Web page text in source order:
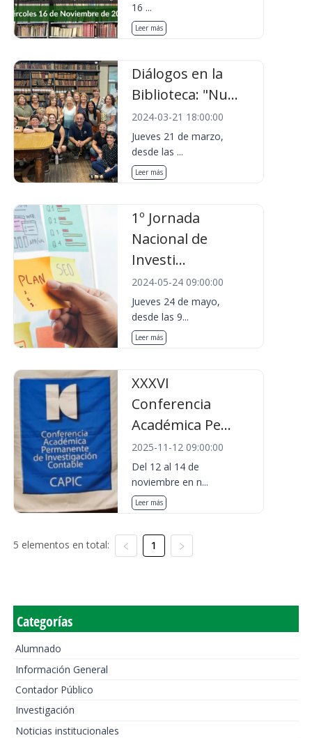
16 ...
Leer más
Diálogos en la
Biblioteca: "Nu...
2024-03-21 18:00:00
Jueves 21 de marzo,
desde las ...
Leer más
1º Jornada
Nacional de
Investi...
2024-05-24 09:00:00
Jueves 24 de mayo,
desde las 9...
Leer más
XXXVI
Conferencia
Académica Pe...
2025-11-12 09:00:00
Del 12 al 14 de
noviembre en n...
Leer más
5 elementos en total: 1
Categorías
Alumnado
Información General
Contador Público
Investigación
Noticias institucionales